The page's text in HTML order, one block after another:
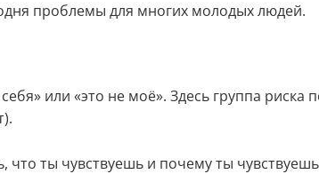
проблемы для многих молодых людей.
или «это не моё». Здесь группа
ты чувствуешь и почему ты